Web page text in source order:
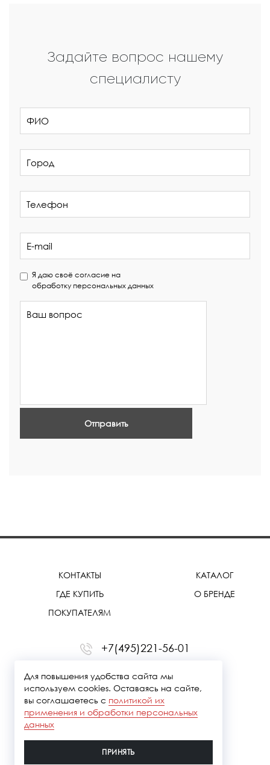
Задайте вопрос нашему
специалисту
Я даю своё согласие на
обработку персональных данных
Отправить
КОНТАКТЫ
ГДЕ КУПИТЬ
ПОКУПАТЕЛЯМ
КАТАЛОГ
О БРЕНДЕ
+7(495)221-56-01
office@treemmerussia.ru
Для повышения удобства сайта мы
используем cookies. Оставаясь на сайте,
вы соглашаетесь с политикой их
применения и обработки персональных
данных
ПРИНЯТЬ